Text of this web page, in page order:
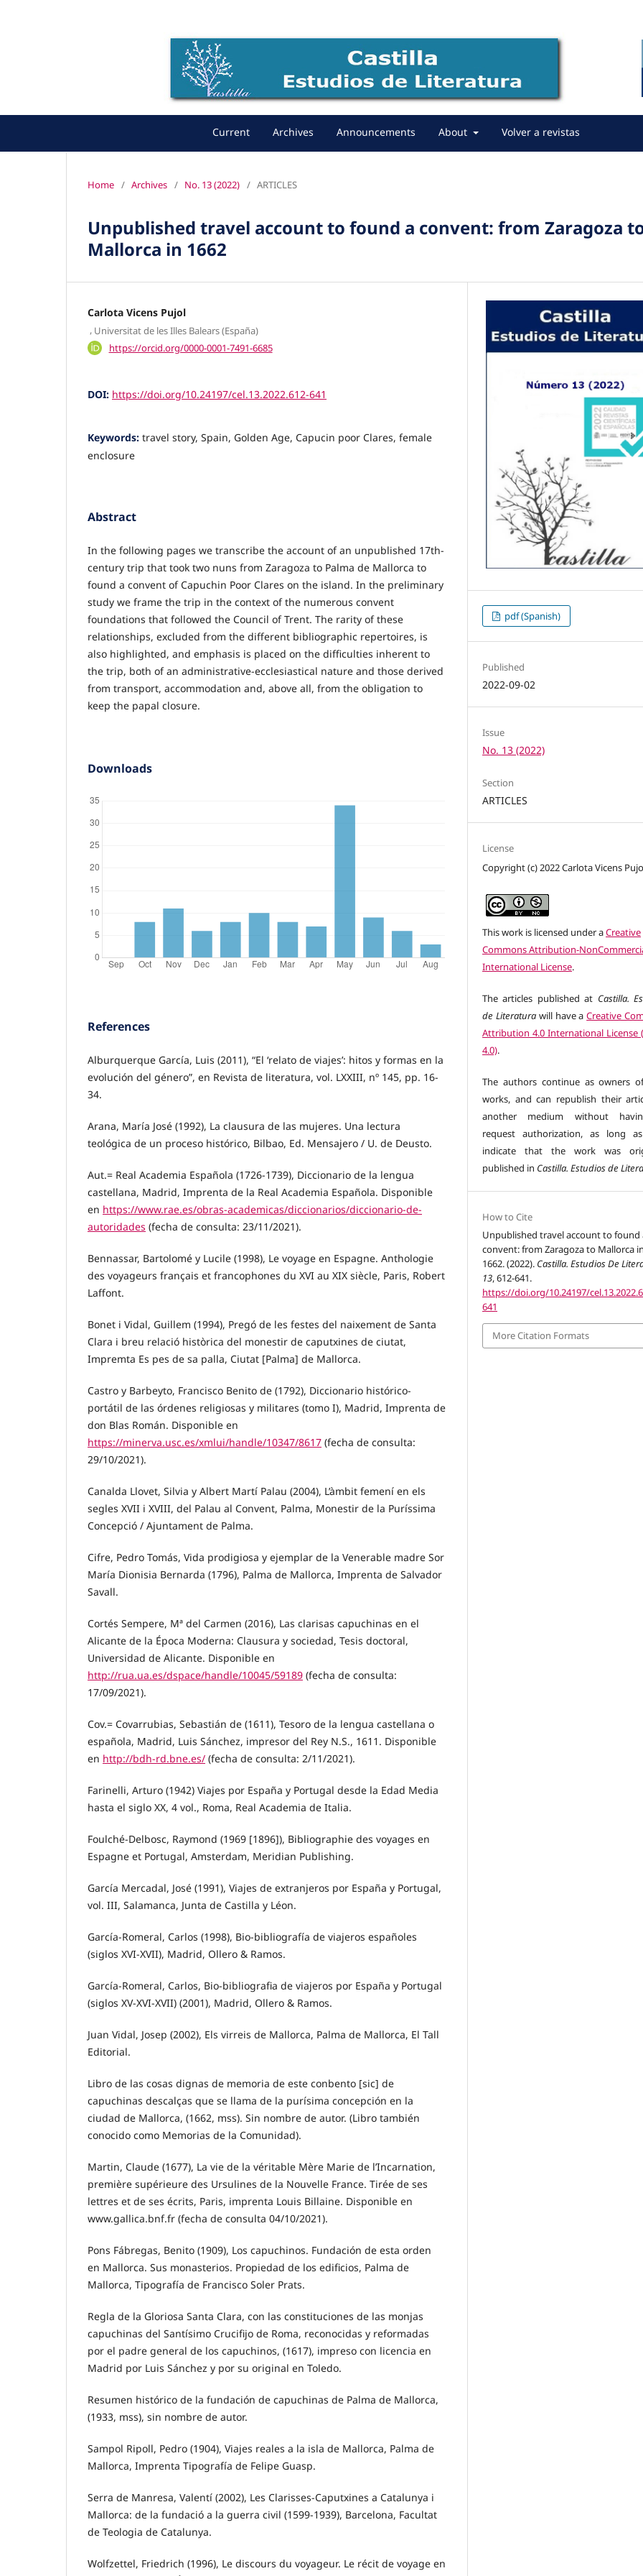
Current Archives Announcements About Volver a revistas
Home / Archives / No. 13 (2022) / ARTICLES
Unpublished travel account to found a convent: from Zaragoza
Mallorca in 1662
Carlota Vicens Pujol
, Universitat de les Illes Balears (España)
https://orcid.org/0000-0001-7491-6685
DOI: https://doi.org/10.24197/cel.13.2022.612-641
Keywords: travel story, Spain, Golden Age, Capucin poor Clares, female
enclosure
Abstract
In the following pages we transcribe the account of an unpublished 17th-
century trip that took two nuns from Zaragoza to Palma de Mallorca to
found a convent of Capuchin Poor Clares on the island. In the preliminary
study we frame the trip in the context of the numerous convent
foundations that followed the Council of Trent. The rarity of these
relationships, excluded from the different bibliographic repertoires, is
also highlighted, and emphasis is placed on the difficulties inherent to
the trip, both of an administrative-ecclesiastical nature and those derived
from transport, accommodation and, above all, from the obligation to
keep the papal closure.
Downloads
References
Alburquerque García, Luis (2011), “El ‘relato de viajes’: hitos y formas en la
evolución del género”, en Revista de literatura, vol. LXXIII, nº 145, pp. 16-
34.
Arana, María José (1992), La clausura de las mujeres. Una lectura
teológica de un proceso histórico, Bilbao, Ed. Mensajero / U. de Deusto.
Aut.= Real Academia Española (1726-1739), Diccionario de la lengua
castellana, Madrid, Imprenta de la Real Academia Española. Disponible
en https://www.rae.es/obras-academicas/diccionarios/diccionario-de-
autoridades (fecha de consulta: 23/11/2021).
Bennassar, Bartolomé y Lucile (1998), Le voyage en Espagne. Anthologie
des voyageurs français et francophones du XVI au XIX siècle, Paris, Robert
Laffont.
Bonet i Vidal, Guillem (1994), Pregó de les festes del naixement de Santa
Clara i breu relació històrica del monestir de caputxines de ciutat,
Impremta Es pes de sa palla, Ciutat [Palma] de Mallorca.
Castro y Barbeyto, Francisco Benito de (1792), Diccionario histórico-
portátil de las órdenes religiosas y militares (tomo I), Madrid, Imprenta de
don Blas Román. Disponible en
https://minerva.usc.es/xmlui/handle/10347/8617 (fecha de consulta:
29/10/2021).
Canalda Llovet, Silvia y Albert Martí Palau (2004), L’àmbit femení en els
segles XVII i XVIII, del Palau al Convent, Palma, Monestir de la Puríssima
Concepció / Ajuntament de Palma.
Cifre, Pedro Tomás, Vida prodigiosa y ejemplar de la Venerable madre Sor
María Dionisia Bernarda (1796), Palma de Mallorca, Imprenta de Salvador
Savall.
Cortés Sempere, Mª del Carmen (2016), Las clarisas capuchinas en el
Alicante de la Época Moderna: Clausura y sociedad, Tesis doctoral,
Universidad de Alicante. Disponible en
http://rua.ua.es/dspace/handle/10045/59189 (fecha de consulta:
17/09/2021).
Cov.= Covarrubias, Sebastián de (1611), Tesoro de la lengua castellana o
española, Madrid, Luis Sánchez, impresor del Rey N.S., 1611. Disponible
en http://bdh-rd.bne.es/ (fecha de consulta: 2/11/2021).
Farinelli, Arturo (1942) Viajes por España y Portugal desde la Edad Media
hasta el siglo XX, 4 vol., Roma, Real Academia de Italia.
Foulché-Delbosc, Raymond (1969 [1896]), Bibliographie des voyages en
Espagne et Portugal, Amsterdam, Meridian Publishing.
García Mercadal, José (1991), Viajes de extranjeros por España y Portugal,
vol. III, Salamanca, Junta de Castilla y Léon.
García-Romeral, Carlos (1998), Bio-bibliografía de viajeros españoles
(siglos XVI-XVII), Madrid, Ollero & Ramos.
García-Romeral, Carlos, Bio-bibliografia de viajeros por España y Portugal
(siglos XV-XVI-XVII) (2001), Madrid, Ollero & Ramos.
Juan Vidal, Josep (2002), Els virreis de Mallorca, Palma de Mallorca, El Tall
Editorial.
Libro de las cosas dignas de memoria de este conbento [sic] de
capuchinas descalças que se llama de la purísima concepción en la
ciudad de Mallorca, (1662, mss). Sin nombre de autor. (Libro también
conocido como Memorias de la Comunidad).
Martin, Claude (1677), La vie de la véritable Mère Marie de l’Incarnation,
première supérieure des Ursulines de la Nouvelle France. Tirée de ses
lettres et de ses écrits, Paris, imprenta Louis Billaine. Disponible en
www.gallica.bnf.fr (fecha de consulta 04/10/2021).
Pons Fábregas, Benito (1909), Los capuchinos. Fundación de esta orden
en Mallorca. Sus monasterios. Propiedad de los edificios, Palma de
Mallorca, Tipografía de Francisco Soler Prats.
Regla de la Gloriosa Santa Clara, con las constituciones de las monjas
capuchinas del Santísimo Crucifijo de Roma, reconocidas y reformadas
por el padre general de los capuchinos, (1617), impreso con licencia en
Madrid por Luis Sánchez y por su original en Toledo.
Resumen histórico de la fundación de capuchinas de Palma de Mallorca,
(1933, mss), sin nombre de autor.
Sampol Ripoll, Pedro (1904), Viajes reales a la isla de Mallorca, Palma de
Mallorca, Imprenta Tipografía de Felipe Guasp.
Serra de Manresa, Valentí (2002), Les Clarisses-Caputxines a Catalunya i
Mallorca: de la fundació a la guerra civil (1599-1939), Barcelona, Facultat
de Teologia de Catalunya.
Wolfzettel, Friedrich (1996), Le discours du voyageur. Le récit de voyage en
pdf (Spanish)
Published
2022-09-02
Issue
No. 13 (2022)
Section
ARTICLES
License
Copyright (c) 2022 Carlota Vicens
This work is licensed under aCreative
Commons Attribution-
International License.
The articles published at Castilla.
de Literaturawill have aCreative
Attribution 4.0 International License
4.0).
The authors continue as owners
works, and can republish their
another medium without
request authorization, as long
indicate that the work was
published in Castilla. Estudios de
How to Cite
Unpublished travel account to found
convent: from Zaragoza to Mallorca
1662. (2022). Castilla. Estudios De
13, 612-641.
https://doi.org/10.24197/
641
More Citation Formats